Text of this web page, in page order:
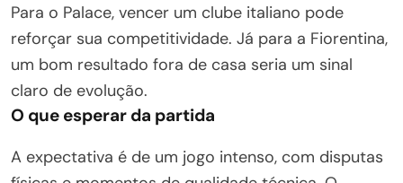
Para o Palace, vencer um clube italiano pode
reforçar sua competitividade. Já para a Fiorentina,
um bom resultado fora de casa seria um sinal
claro de evolução.
O que esperar da partida
A expectativa é de um jogo intenso, com disputas